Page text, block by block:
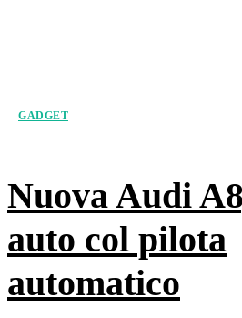
GADGET
Nuova Audi
auto col pilota
automatico